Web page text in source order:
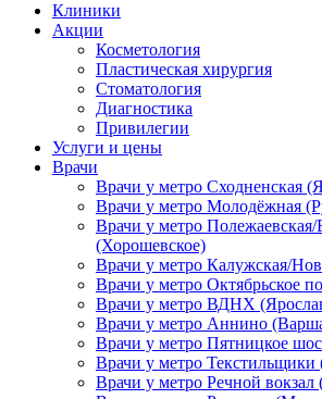
Клиники
Акции
Косметология
Пластическая хирургия
Стоматология
Диагностика
Привилегии
Услуги и цены
Врачи
Врачи у метро Сходненская
Врачи у метро Молодёжная
Врачи у метро Полежаевская/
(Хорошевское)
Врачи у метро Калужская/
Врачи у метро Октябрьское
Врачи у метро ВДНХ
Врачи у метро Аннино
Врачи у метро Пятницкое
Врачи у метро Текстильщики
Врачи у метро Речной вокзал